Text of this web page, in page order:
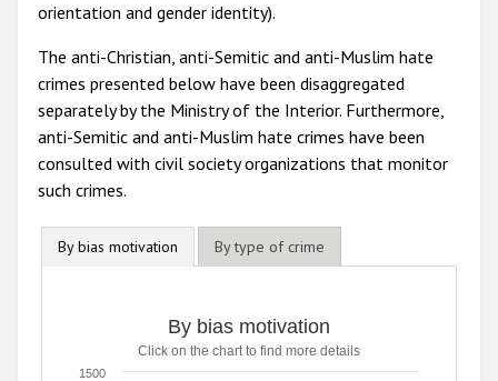
orientation and gender identity).
The anti-Christian, anti-Semitic and anti-Muslim hate
crimes presented below have been disaggregated
separately by the Ministry of the Interior. Furthermore,
anti-Semitic and anti-Muslim hate crimes have been
consulted with civil society organizations that monitor
such crimes.
By bias motivation By type of crime
Bar chart with 6 data series.
Click on the chart to find more details
By bias motivation
Click on the chart to find more details
1500